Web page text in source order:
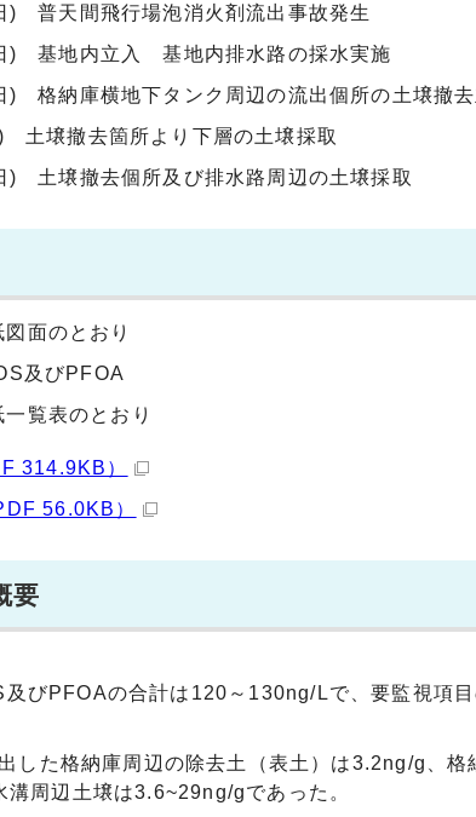
) 普天間飛行場泡消火剤流出事故発生
) 基地内立入 基地内排水路の採水実施
) 格納庫横地下タンク周辺の流出個所の土壌撤
土壌撤去箇所より下層の土壌採取
) 土壌撤去個所及び排水路周辺の土壌採取
面のとおり
及びPFOA
覧表のとおり
314.9KB）
56.0KB）
要
びPFOAの合計は120～130ng/Lで、要監視項目
した格納庫周辺の除去土（表土）は3.2ng/g、
周辺土壌は3.6~29ng/gであった。